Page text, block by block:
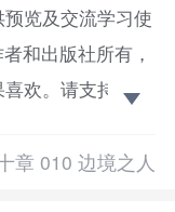
览及交流学习使
和出版社所有，
欢。请支持正
、踏浪，治人，
章 010 边境之人